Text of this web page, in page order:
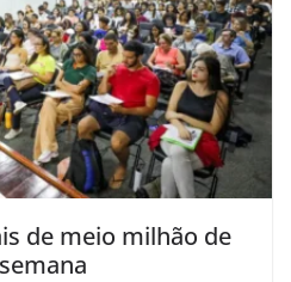
de meio milhão de